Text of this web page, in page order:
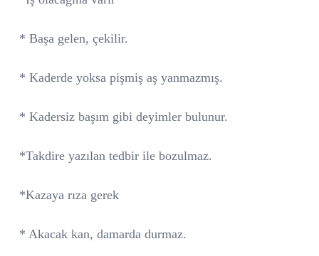
* Başa gelen, çekilir.
* Kaderde yoksa pişmiş aş yanmazmış.
* Kadersiz başım gibi deyimler bulunur.
*Takdire yazılan tedbir ile bozulmaz.
*Kazaya rıza gerek
* Akacak kan, damarda durmaz.